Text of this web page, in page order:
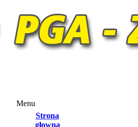
Menu
Strona
głowna